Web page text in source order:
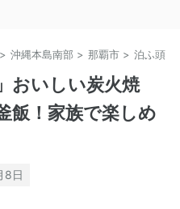
> 沖縄本島南部 > 那覇市 > 泊ふ頭・
おいしい炭火焼
飯！家族で楽しめ
8日